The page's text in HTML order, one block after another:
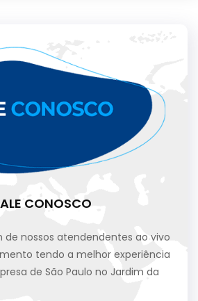
CONOSCO
nossos atendendentes ao vivo
tendo a melhor experiência
de São Paulo no Jardim da